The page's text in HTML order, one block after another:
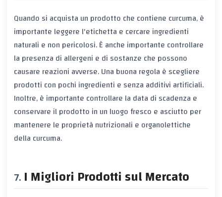
Quando si acquista un prodotto che contiene curcuma, è
importante leggere l'etichetta e cercare ingredienti
naturali e non pericolosi. È anche importante controllare
la presenza di allergeni e di sostanze che possono
causare reazioni avverse. Una buona regola è scegliere
prodotti con pochi ingredienti e senza additivi artificiali.
Inoltre, è importante controllare la data di scadenza e
conservare il prodotto in un luogo fresco e asciutto per
mantenere le proprietà nutrizionali e organolettiche
della curcuma.
I Migliori Prodotti sul Mercato